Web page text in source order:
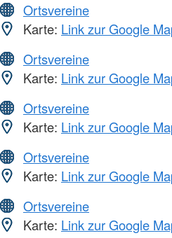
Ortsvereine
Karte: Link zur Google
Ortsvereine
Karte: Link zur Google
Ortsvereine
Karte: Link zur Google
Ortsvereine
Karte: Link zur Google
Ortsvereine
Karte: Link zur Google